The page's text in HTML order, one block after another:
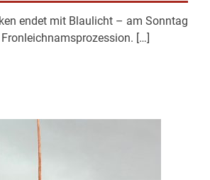
endet mit Blaulicht – am Sonntag
[…]